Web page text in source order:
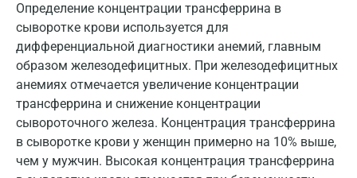
Определение концентрации трансферрина в
сыворотке крови используется для
дифференциальной диагностики анемий, главным
образом железодефицитных. При железодефицитных
анемиях отмечается увеличение концентрации
трансферрина и снижение концентрации
сывороточного железа. Концентрация трансферрина
в сыворотке крови у женщин примерно на 10% выше,
чем у мужчин. Высокая концентрация трансферрина
Йошкар-Ола
Калининград
Калуга
Кемерово
Ковров
Коломна